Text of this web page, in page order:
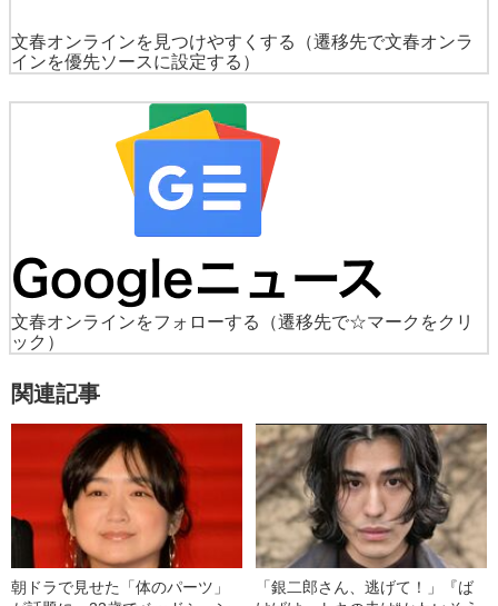
文春オンラインを見つけやすくする
（遷移先で文春オンラ
インを優先ソースに設定する）
文春オンラインをフォローする
（遷移先で☆マークをクリ
ック）
関連記事
朝ドラで見せた「体のパーツ」
「銀二郎さん、逃げて！」『ば